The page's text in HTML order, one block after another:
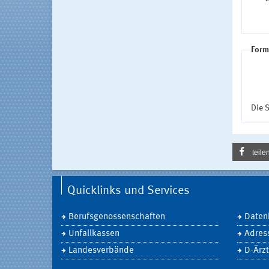
Die
Quicklinks und Services
Berufsgenossenschaften
Unfallkassen
Landesverbände
D-